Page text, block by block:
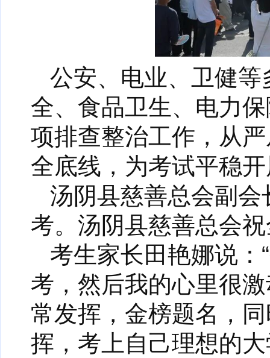
公安、电业、卫健
全、食品卫生、电力
项排查整治工作，从
全底线，为考试平稳
汤阴县慈善总会副会
考。汤阴县慈善总会
考生家长田艳娜说
考，然后我的心里很
常发挥，金榜题名，
挥，考上自己理想的大